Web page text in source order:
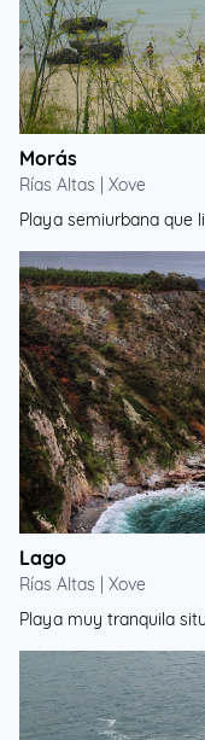
Morás
Rías Altas | Xove
Playa semiurbana que
Lago
Rías Altas | Xove
Playa muy tranquila